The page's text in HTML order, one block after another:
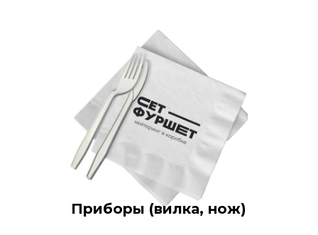
Приборы (вилка, нож)